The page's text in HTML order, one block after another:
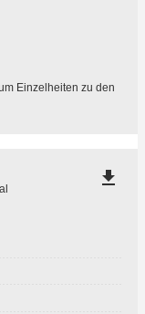
Einzelheiten zu den
file_download